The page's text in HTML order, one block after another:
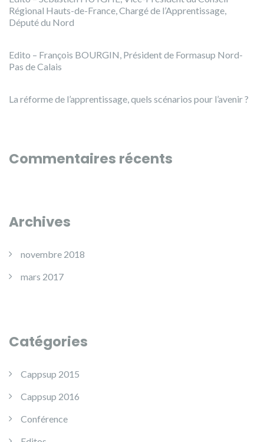
Régional Hauts-de-France, Chargé de l’Apprentissage,
Député du Nord
Edito – François BOURGIN, Président de Formasup Nord-
Pas de Calais
La réforme de l’apprentissage, quels scénarios pour l’avenir ?
Commentaires récents
Archives
novembre 2018
mars 2017
Catégories
Cappsup 2015
Cappsup 2016
Conférence